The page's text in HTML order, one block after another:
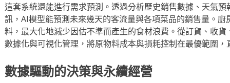
這套系統還能進行需求預測。透過分析歷史銷售數據、天氣
訊，AI模型能預測未來幾天的客流量與各項菜品的銷售量。
料，最大化地減少因估不準而產生的食材浪費。從訂貨、收
數據化與可視化管理，將原物料成本與損耗控制在最優範圍
數據驅動的決策與永續經營